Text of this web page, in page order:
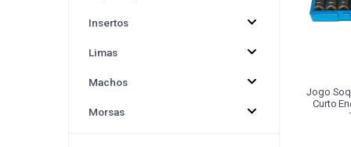
CINTA PARA ELEVAÇÃO DE CARGAS
DRESSADORES
Jogo
Curto
Insertos
Limas
Machos
Morsas